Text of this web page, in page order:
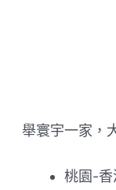
舉寰宇一家，
桃園-香